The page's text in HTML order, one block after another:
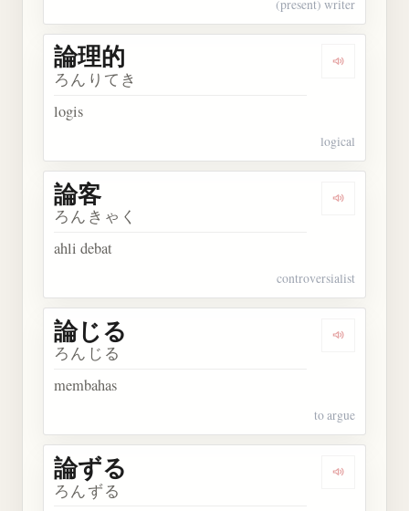
(present) writer
Dengarkan
論理的
ろんりてき
logis
logical
Dengarkan
論客
ろんきゃく
ahli debat
controversialist
Dengarkan
論じる
ろんじる
membahas
to argue
Dengarkan
論ずる
ろんずる